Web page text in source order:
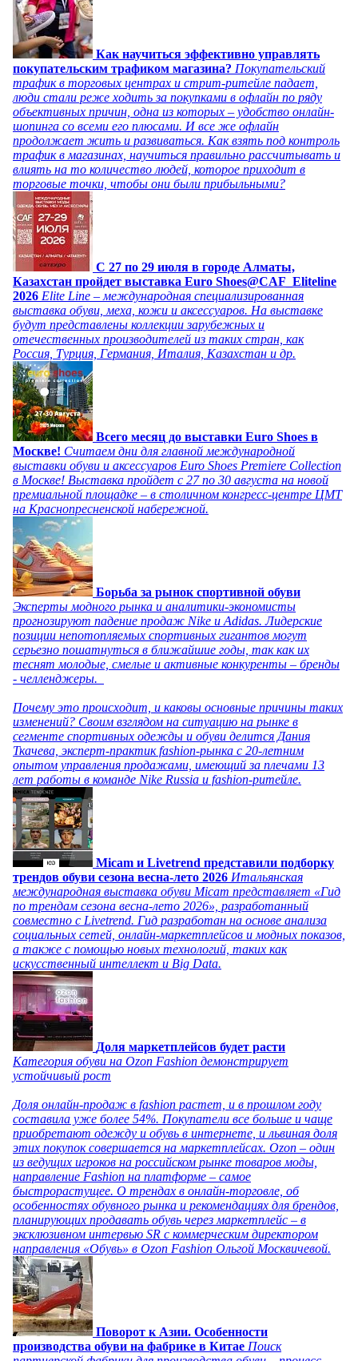
Как научиться эффективно управлять
покупательским трафиком магазина? Покупательский
трафик в торговых центрах и стрит-ритейле падает,
люди стали реже ходить за покупками в офлайн по ряду
объективных причин, одна из которых – удобство онлайн-
шопинга со всеми его плюсами. И все же офлайн
продолжает жить и развиваться. Как взять под контроль
трафик в магазинах, научиться правильно рассчитывать и
влиять на то количество людей, которое приходит в
торговые точки, чтобы они были прибыльными?
C 27 по 29 июля в городе Алматы,
Казахстан пройдет выставка Euro Shoes@CAF_Eliteline
2026 Elite Line – международная специализированная
выставка обуви, меха, кожи и аксессуаров. На выставке
будут представлены коллекции зарубежных и
отечественных производителей из таких стран, как
Россия, Турция, Германия, Италия, Казахстан и др.
Всего месяц до выставки Euro Shoes в
Москве! Считаем дни для главной международной
выставки обуви и аксессуаров Euro Shoes Premiere Collection
в Москве! Выставка пройдет с 27 по 30 августа на новой
премиальной площадке – в столичном конгресс-центре ЦМТ
на Краснопресненской набережной.
Борьба за рынок спортивной обуви
Эксперты модного рынка и аналитики-экономисты
прогнозируют падение продаж Nike и Adidas. Лидерские
позиции непотопляемых спортивных гигантов могут
серьезно пошатнуться в ближайшие годы, так как их
теснят молодые, смелые и активные конкуренты – бренды
- челленджеры.
Почему это происходит, и каковы основные причины таких
изменений? Своим взглядом на ситуацию на рынке в
сегменте спортивных одежды и обуви делится Дания
Ткачева, эксперт-практик fashion-рынка с 20-летним
опытом управления продажами, имеющий за плечами 13
лет работы в команде Nike Russia и fashion-ритейле.
Micam и Livetrend представили подборку
трендов обуви сезона весна-лето 2026 Итальянская
международная выставка обуви Micam представляет «Гид
по трендам сезона весна-лето 2026», разработанный
совместно с Livetrend. Гид разработан на основе анализа
социальных сетей, онлайн-маркетплейсов и модных показов,
а также с помощью новых технологий, таких как
искусственный интеллект и Big Data.
Доля маркетплейсов будет расти
Категория обуви на Ozon Fashion демонстрирует
устойчивый рост
Доля онлайн-продаж в fashion растет, и в прошлом году
составила уже более 54%. Покупатели все больше и чаще
приобретают одежду и обувь в интернете, и львиная доля
этих покупок совершается на маркетплейсах. Ozon – один
из ведущих игроков на российском рынке товаров моды,
направление Fashion на платформе – самое
быстрорастущее. О трендах в онлайн-торговле, об
особенностях обувного рынка и рекомендациях для брендов,
планирующих продавать обувь через маркетплейс – в
эксклюзивном интервью SR с коммерческим директором
направления «Обувь» в Ozon Fashion Ольгой Москвичевой.
Поворот к Азии. Особенности
производства обуви на фабрике в Китае Поиск